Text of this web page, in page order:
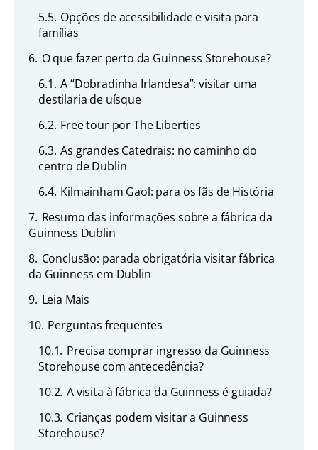
5.5. Opções de acessibilidade e visita para
famílias
6. O que fazer perto da Guinness Storehouse?
6.1. A “Dobradinha Irlandesa”: visitar uma
destilaria de uísque
6.2. Free tour por The Liberties
6.3. As grandes Catedrais: no caminho do
centro de Dublin
6.4. Kilmainham Gaol: para os fãs de História
7. Resumo das informações sobre a fábrica da
Guinness Dublin
8. Conclusão: parada obrigatória visitar fábrica
da Guinness em Dublin
9. Leia Mais
10. Perguntas frequentes
10.1. Precisa comprar ingresso da Guinness
Storehouse com antecedência?
10.2. A visita à fábrica da Guinness é guiada?
10.3. Crianças podem visitar a Guinness
Storehouse?